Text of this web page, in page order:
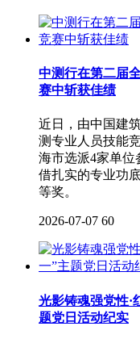
中测行在第二届
赛中斩获佳绩
近日，由中国建
测专业人员技能
海市选派4家单
借扎实的专业功
等奖。
2026-07-07 60
光影铸魂强党性
题党日活动纪实